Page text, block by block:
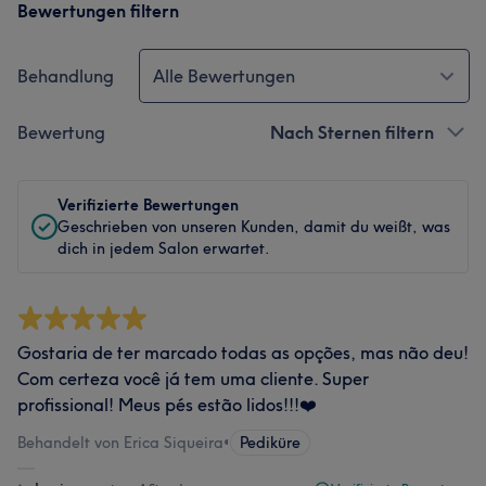
Bewertungen filtern
Behandlung Alle Bewertungen
Bewertung Nach Sternen filtern
Verifizierte Bewertungen
Geschrieben von unseren Kunden, damit du weißt, was
dich in jedem Salon erwartet.
Gostaria de ter marcado todas as opções, mas não deu!
Com certeza você já tem uma cliente. Super
profissional! Meus pés estão lidos!!!❤️
Behandelt von Erica Siqueira• Pediküre